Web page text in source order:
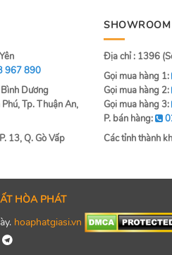
967 890
Dương
Tp. Thuận An,
13, Q. Gò Vấp
Địa chỉ : 1396
Gọi mua hàng 1:
Gọi mua hàng 2:
Gọi mua hàng 3:
P. bán hàng:
Các tỉnh thành
HÒA PHÁT
hoaphatgiasi.vn